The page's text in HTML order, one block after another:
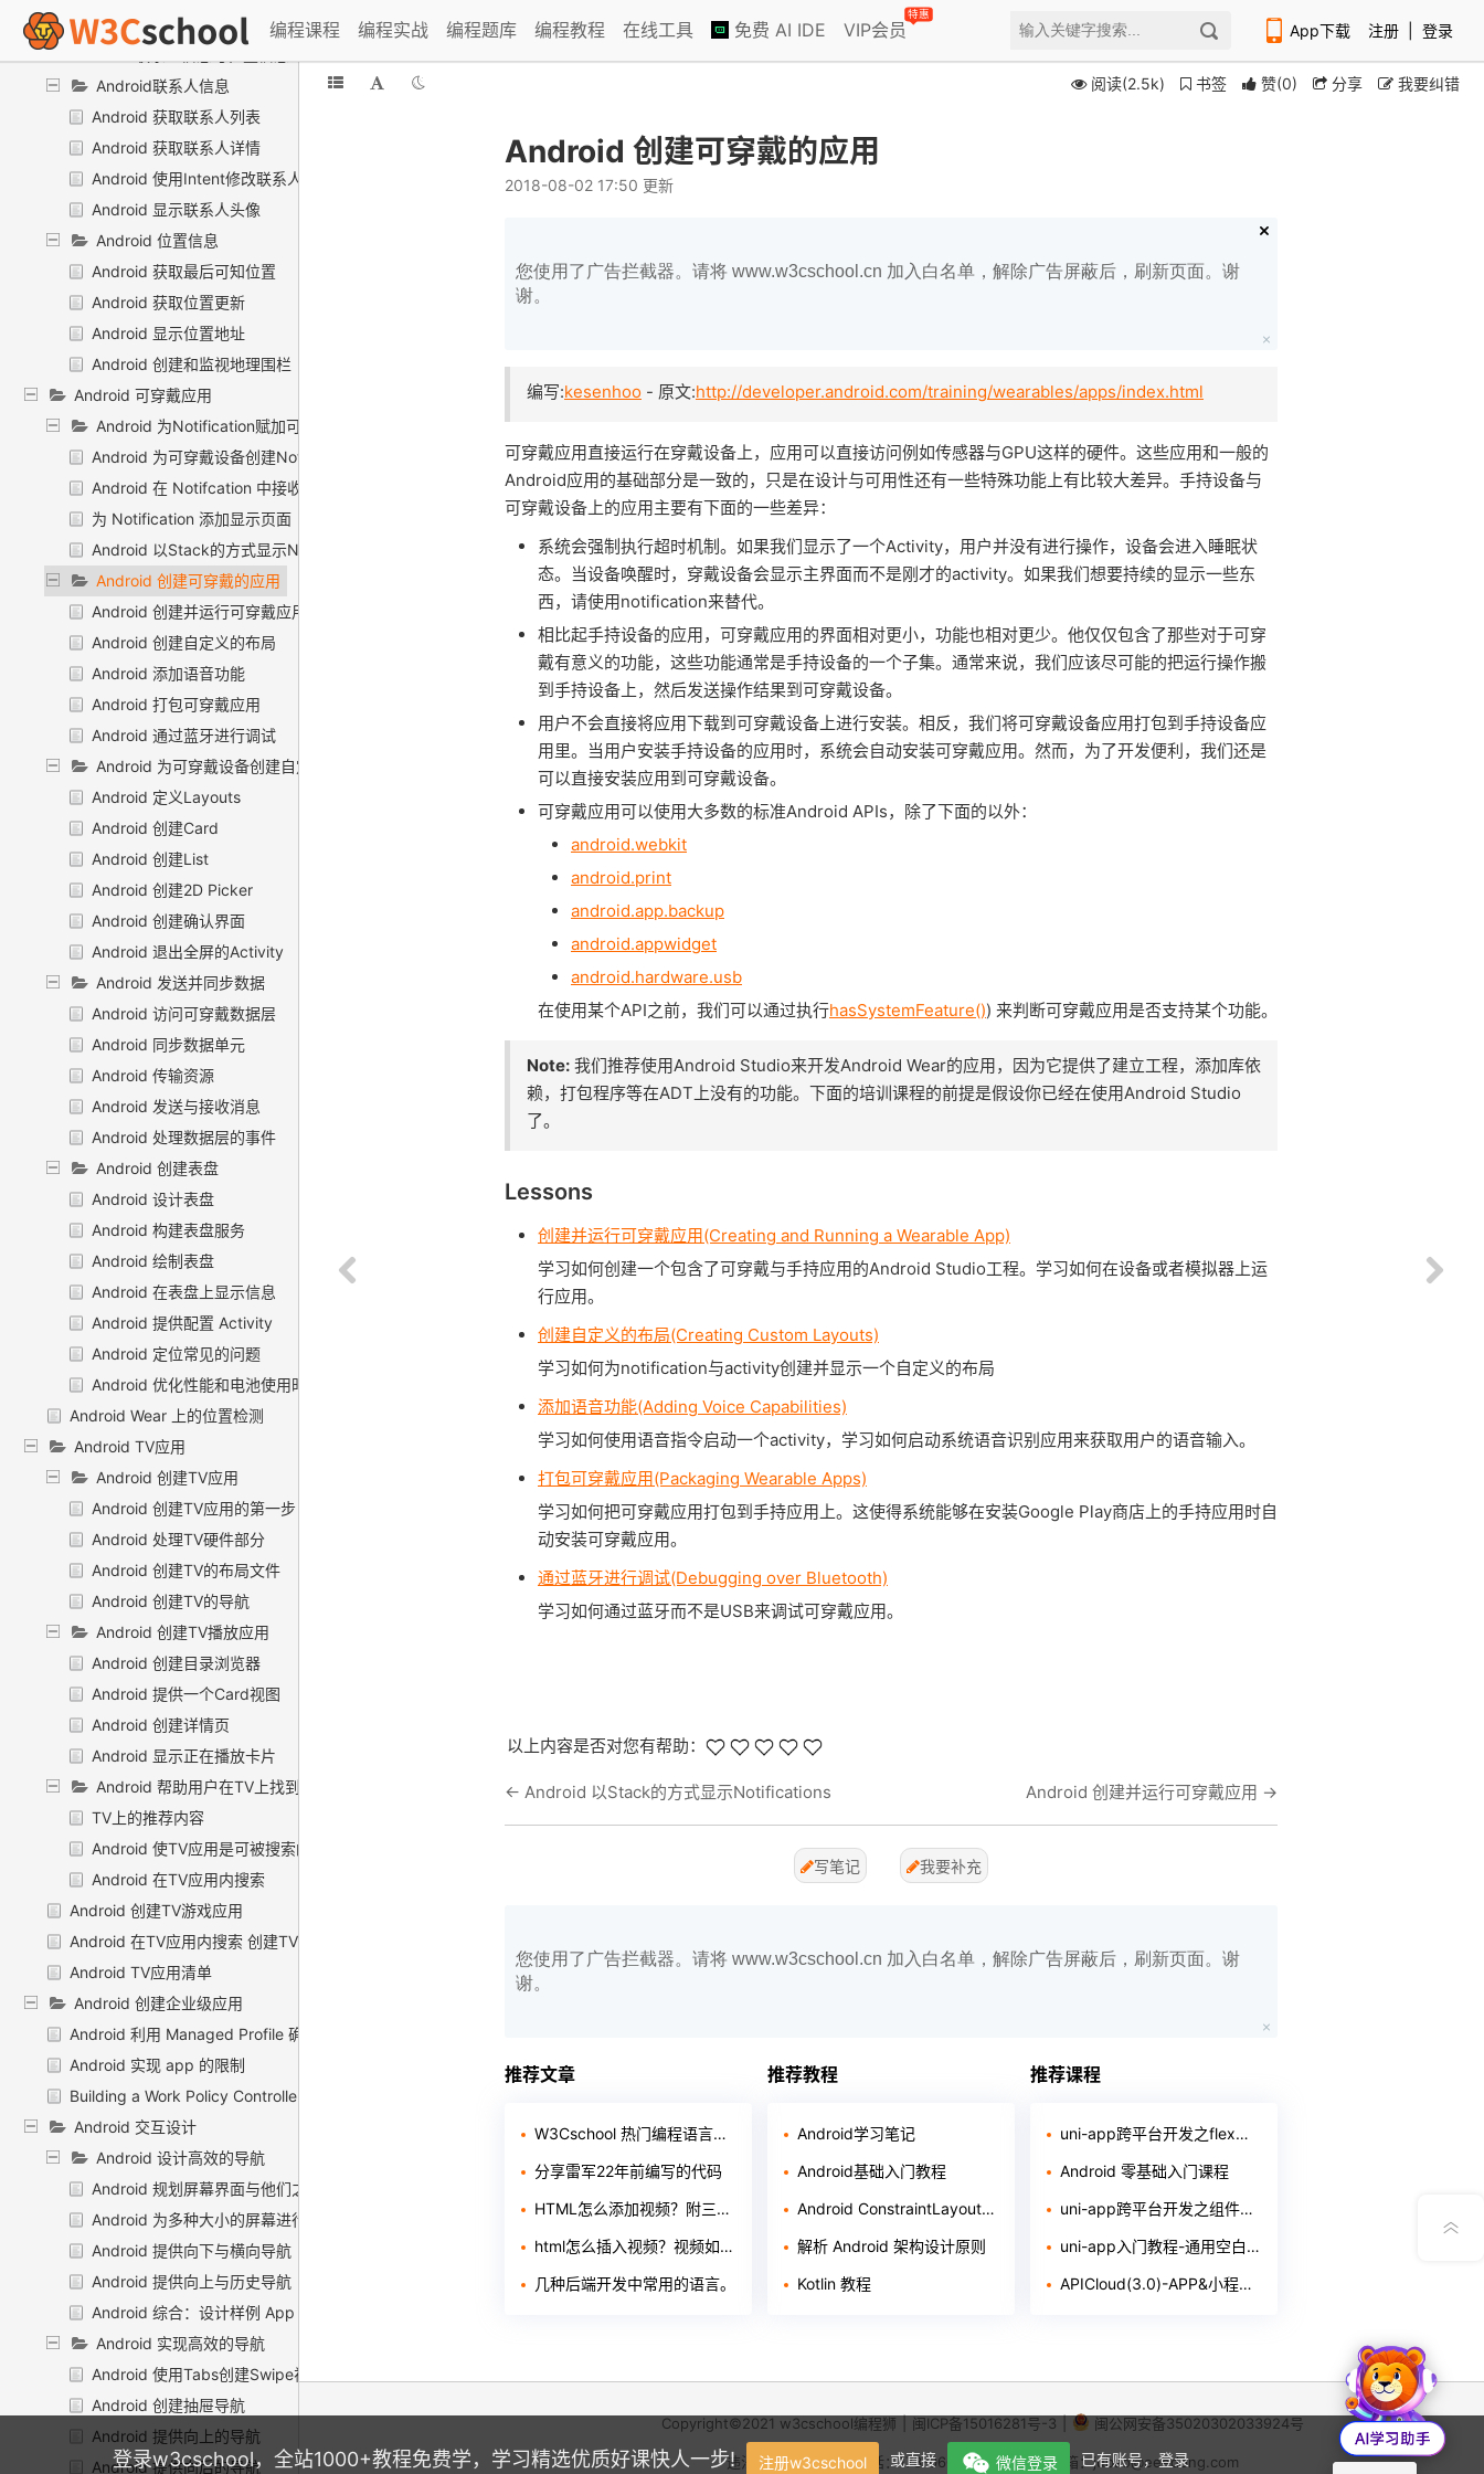
编程课程 编程实战 编程题库 编程教程 在线工具 免费 AI IDE VIP会员
特惠
App下载 注册 登录
Android 实现自定义的网络请求
Android联系人信息
Android 获取联系人列表
Android 获取联系人详情
Android 使用Intent修改联系人信息
Android 显示联系人头像
Android 位置信息
Android 获取最后可知位置
Android 获取位置更新
Android 显示位置地址
Android 创建和监视地理围栏
Android 可穿戴应用
Android 为Notification赋加可穿戴特性
Android 为可穿戴设备创建Notification
Android 在 Notifcation 中接收语音输入
为 Notification 添加显示页面
Android 以Stack的方式显示Notifications
Android 创建可穿戴的应用
Android 创建并运行可穿戴应用
Android 创建自定义的布局
Android 添加语音功能
Android 打包可穿戴应用
Android 通过蓝牙进行调试
Android 为可穿戴设备创建自定义UI
Android 定义Layouts
Android 创建Card
Android 创建List
Android 创建2D Picker
Android 创建确认界面
Android 退出全屏的Activity
Android 发送并同步数据
Android 访问可穿戴数据层
Android 同步数据单元
Android 传输资源
Android 发送与接收消息
Android 处理数据层的事件
Android 创建表盘
Android 设计表盘
Android 构建表盘服务
Android 绘制表盘
Android 在表盘上显示信息
Android 提供配置 Activity
Android 定位常见的问题
Android 优化性能和电池使用时间
Android Wear 上的位置检测
Android TV应用
Android 创建TV应用
Android 创建TV应用的第一步
Android 处理TV硬件部分
Android 创建TV的布局文件
Android 创建TV的导航
Android 创建TV播放应用
Android 创建目录浏览器
Android 提供一个Card视图
Android 创建详情页
Android 显示正在播放卡片
Android 帮助用户在TV上找到内容
TV上的推荐内容
Android 使TV应用是可被搜索的
Android 在TV应用内搜索
Android 创建TV游戏应用
Android 在TV应用内搜索 创建TV直播应用
Android TV应用清单
Android 创建企业级应用
Android 利用 Managed Profile 确保兼容性
Android 实现 app 的限制
Building a Work Policy Controller
Android 交互设计
Android 设计高效的导航
Android 规划屏幕界面与他们之间的关系
Android 为多种大小的屏幕进行规划
Android 提供向下与横向导航
Android 提供向上与历史导航
Android 综合：设计样例 App
Android 实现高效的导航
Android 使用Tabs创建Swipe视图
Android 创建抽屉导航
Android 提供向上的导航
Android 提供向后的导航
阅读(2.5k) 书签 赞(0) 分享 我要纠错
Android 创建可穿戴的应用
2018-08-02 17:50 更新
您使用了广告拦截器。请将 www.w3cschool.cn 加入白名单，解除广告屏蔽后，刷新页面。谢
谢。
编写:kesenhoo - 原文:http://developer.android.com/training/wearables/apps/index.html
可穿戴应用直接运行在穿戴设备上，应用可以直接访问例如传感器与GPU这样的硬件。这些应用和一般的
Android应用的基础部分是一致的，只是在设计与可用性还有一些特殊功能上有比较大差异。手持设备与
可穿戴设备上的应用主要有下面的一些差异：
系统会强制执行超时机制。如果我们显示了一个Activity，用户并没有进行操作，设备会进入睡眠状
态。当设备唤醒时，穿戴设备会显示主界面而不是刚才的activity。如果我们想要持续的显示一些东
西，请使用notification来替代。
相比起手持设备的应用，可穿戴应用的界面相对更小，功能也相对更少。他仅仅包含了那些对于可穿
戴有意义的功能，这些功能通常是手持设备的一个子集。通常来说，我们应该尽可能的把运行操作搬
到手持设备上，然后发送操作结果到可穿戴设备。
用户不会直接将应用下载到可穿戴设备上进行安装。相反，我们将可穿戴设备应用打包到手持设备应
用里。当用户安装手持设备的应用时，系统会自动安装可穿戴应用。然而，为了开发便利，我们还是
可以直接安装应用到可穿戴设备。
可穿戴应用可以使用大多数的标准Android APIs，除了下面的以外：
android.webkit
android.print
android.app.backup
android.appwidget
android.hardware.usb
在使用某个API之前，我们可以通过执行hasSystemFeature()) 来判断可穿戴应用是否支持某个功能。
Note: 我们推荐使用Android Studio来开发Android Wear的应用，因为它提供了建立工程，添加库依
赖，打包程序等在ADT上没有的功能。下面的培训课程的前提是假设你已经在使用Android Studio
了。
Lessons
创建并运行可穿戴应用(Creating and Running a Wearable App)
学习如何创建一个包含了可穿戴与手持应用的Android Studio工程。学习如何在设备或者模拟器上运
行应用。
创建自定义的布局(Creating Custom Layouts)
学习如何为notification与activity创建并显示一个自定义的布局
添加语音功能(Adding Voice Capabilities)
学习如何使用语音指令启动一个activity，学习如何启动系统语音识别应用来获取用户的语音输入。
打包可穿戴应用(Packaging Wearable Apps)
学习如何把可穿戴应用打包到手持应用上。这使得系统能够在安装Google Play商店上的手持应用时自
动安装可穿戴应用。
通过蓝牙进行调试(Debugging over Bluetooth)
学习如何通过蓝牙而不是USB来调试可穿戴应用。
以上内容是否对您有帮助：
← Android 以Stack的方式显示Notifications Android 创建并运行可穿戴应用 →
写笔记 我要补充
您使用了广告拦截器。请将 www.w3cschool.cn 加入白名单，解除广告屏蔽后，刷新页面。谢
谢。
推荐文章
W3Cschool 热门编程语言排行榜 2020年 10月 TOP10
分享雷军22年前编写的代码
HTML怎么添加视频？附三种方法！
html怎么插入视频？视频如何插入页面
几种后端开发中常用的语言。
推荐教程
Android学习笔记
Android基础入门教程
Android ConstraintLayout 布局
解析 Android 架构设计原则
Kotlin 教程
推荐课程
uni-app跨平台开发之flex局部教程
Android 零基础入门课程
uni-app跨平台开发之组件入门教程
uni-app入门教程-通用空白框架的制作（含源代码和软件）
APICloud(3.0)-APP&小程序实战开发培训
Copyright©2021 w3cschool编程狮 闽ICP备15016281号-3 闽公网安备35020302033924号
违法和不良信息举报电话：173-0602-2364 | 举报邮箱：jubao@eeedong.com
登录w3cschool，全站1000+教程免费学，学习精选优质好课快人一步! 注册w3cschool 或直接 微信登录 已有账号，登录
X